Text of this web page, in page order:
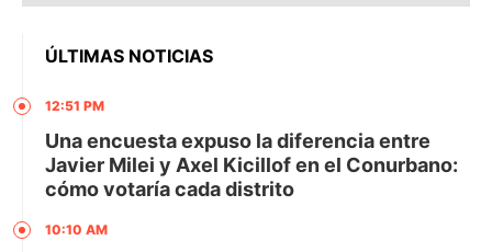
ÚLTIMAS NOTICIAS
12:51 PM
Una encuesta expuso la diferencia entre
Javier Milei y Axel Kicillof en el Conurbano:
cómo votaría cada distrito
10:10 AM